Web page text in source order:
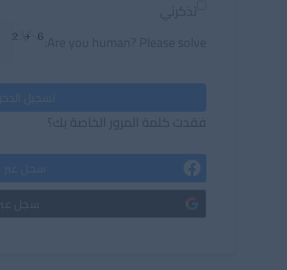
تسجيل
فقدت كلمة المرور الخاصة بك؟
سجل عبر